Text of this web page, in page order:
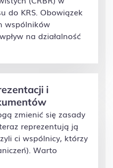
do KRS. Obowiązek
wspólników
na działalność
i
zmienić się zasady
reprezentują ją
ci wspólnicy, którzy
Warto